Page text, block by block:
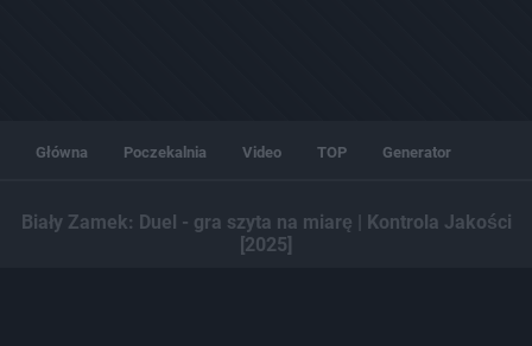
Główna Poczekalnia Video TOP Generator
Biały Zamek: Duel - gra szyta na miarę | Kontrola Jakości
[2025]